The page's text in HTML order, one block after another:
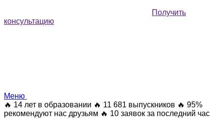
Получить
консультацию
Меню
🔥 14 лет в образовании 🔥 11 681 выпускников 🔥 95%
рекомендуют нас друзьям 🔥 10 заявок за последний час